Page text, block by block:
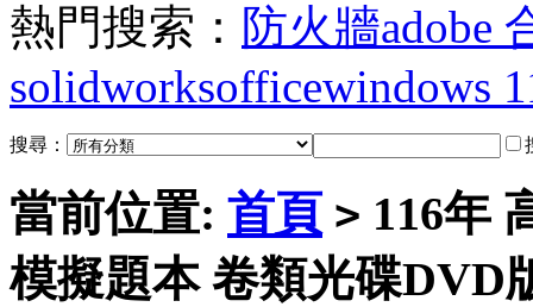
熱門搜索： 防火牆adobe
solidworksofficewindows
搜尋：
當前位置: 首頁 > 116年
模擬題本 卷類光碟DVD